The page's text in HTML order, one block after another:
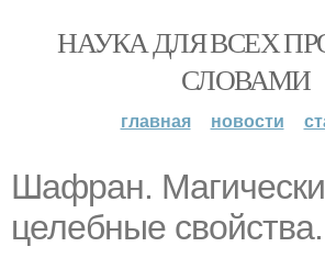
НАУКА ДЛЯ ВСЕХ
СЛОВАМИ
главная новости
Шафран.
целебные свойства.